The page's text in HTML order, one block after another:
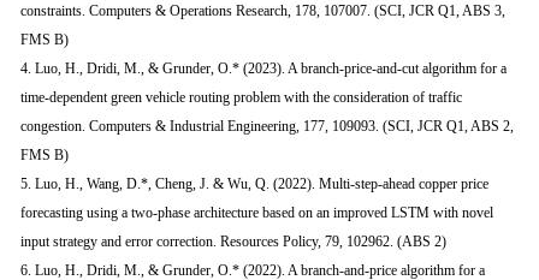
constraints. Computers & Operations Research, 178, 107007. (SCI, JCR Q1, ABS 3,
FMS B)
4. Luo, H., Dridi, M., & Grunder, O.* (2023). A branch-price-and-cut algorithm for a
time-dependent green vehicle routing problem with the consideration of traffic
congestion. Computers & Industrial Engineering, 177, 109093. (SCI, JCR Q1, ABS 2,
FMS B)
5. Luo, H., Wang, D.*, Cheng, J. & Wu, Q. (2022). Multi-step-ahead copper price
forecasting using a two-phase architecture based on an improved LSTM with novel
input strategy and error correction. Resources Policy, 79, 102962. (ABS 2)
6. Luo, H., Dridi, M., & Grunder, O.* (2022). A branch-and-price algorithm for a